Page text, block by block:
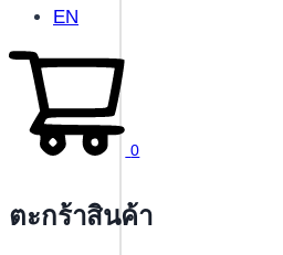
EN
0
ตะกร้าสินค้า